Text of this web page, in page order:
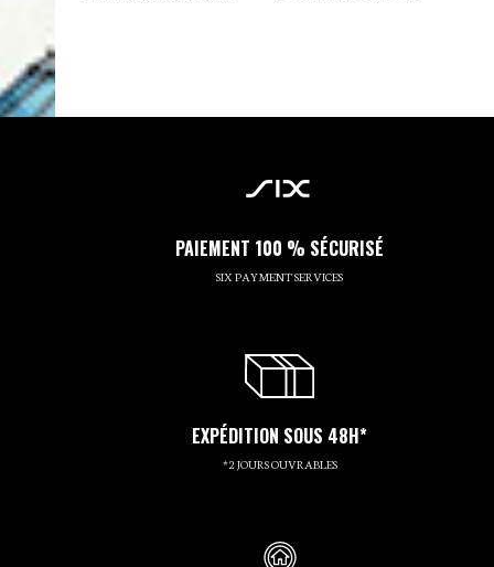
PAIEMENT 100 % SÉCURISÉ
SIX PAYMENT SERVICES
EXPÉDITION SOUS 48H*
*2 JOURS OUVRABLES